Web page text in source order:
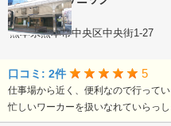
内科
熊本県熊本市中央区中央街1-27
口コミ: 2件 5
仕事場から近く、便利なので行って
忙しいワーカーを扱いなれていらっ